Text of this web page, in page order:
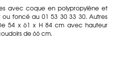
avec coque en polypropylène et
foncé au 01 53 30 33 30. Autres
54 x 61 x H 84 cm avec hauteur
de 66 cm.